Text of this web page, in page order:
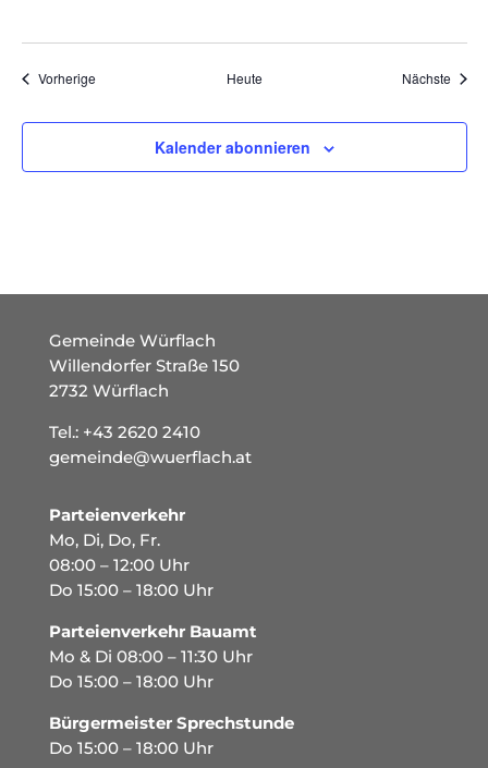
VorherigeVeranstaltungen Heute Nächste
Kalender abonnieren
Gemeinde Würflach
Willendorfer Straße 150
2732 Würflach
Tel.: +43 2620 2410
gemeinde@wuerflach.at
Parteienverkehr
Mo, Di, Do, Fr.
08:00 – 12:00 Uhr
Do 15:00 – 18:00 Uhr
Parteienverkehr Bauamt
Mo & Di 08:00 – 11:30 Uhr
Do 15:00 – 18:00 Uhr
Bürgermeister Sprechstunde
Do 15:00 – 18:00 Uhr